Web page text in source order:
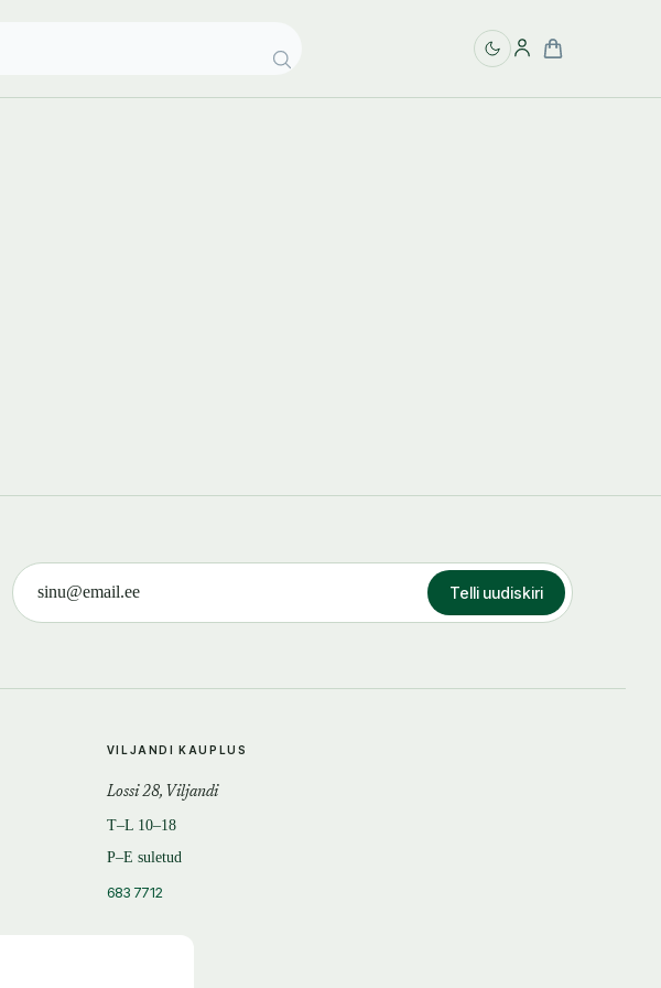
Telli uudiskiri
VILJANDI KAUPLUS
Lossi 28, Viljandi
T–L 10–18
P–E suletud
683 7712